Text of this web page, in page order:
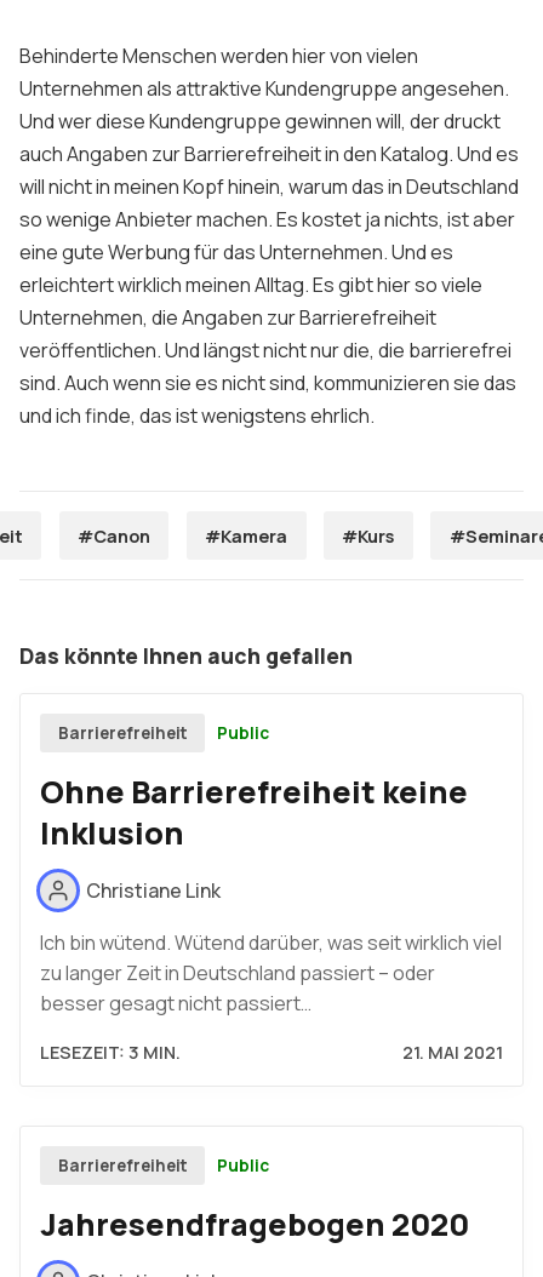
Behinderte Menschen werden hier von vielen
Unternehmen als attraktive Kundengruppe angesehen.
Und wer diese Kundengruppe gewinnen will, der druckt
auch Angaben zur Barrierefreiheit in den Katalog. Und es
will nicht in meinen Kopf hinein, warum das in Deutschland
so wenige Anbieter machen. Es kostet ja nichts, ist aber
eine gute Werbung für das Unternehmen. Und es
erleichtert wirklich meinen Alltag. Es gibt hier so viele
Unternehmen, die Angaben zur Barrierefreiheit
veröffentlichen. Und längst nicht nur die, die barrierefrei
sind. Auch wenn sie es nicht sind, kommunizieren sie das
und ich finde, das ist wenigstens ehrlich.
#Canon #Kamera #Kurs
Das könnte Ihnen auch gefallen
Barrierefreiheit Public
Ohne Barrierefreiheit keine
Inklusion
Christiane Link
Ich bin wütend. Wütend darüber, was seit wirklich viel
zu langer Zeit in Deutschland passiert – oder
besser gesagt nicht passiert…
LESEZEIT: 3 MIN. 21. MAI 2021
Barrierefreiheit Public
Jahresendfragebogen 2020